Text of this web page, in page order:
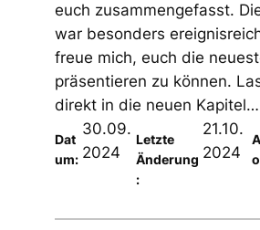
euch zusammengefasst.
war besonders
freue mich, euch die
präsentieren zu können.
direkt in die neuen Kapitel…
Dat
um:
30.09.
2024
Letzte
Änderung
:
21.10.
2024